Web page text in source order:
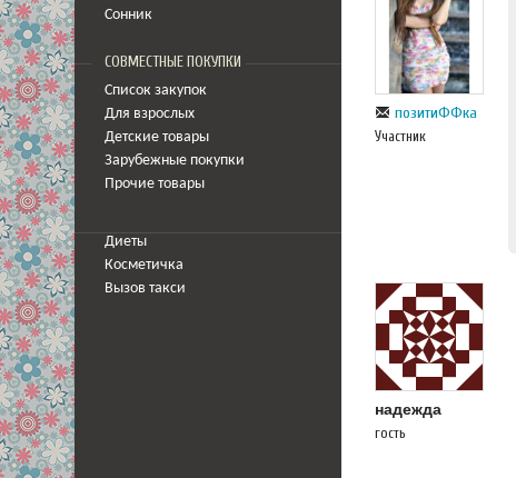
Сонник
СОВМЕСТНЫЕ ПОКУПКИ
Список закупок
Для взрослых
Детские товары
Зарубежные покупки
Прочие товары
Диеты
Косметичка
Вызов такси
позитиФФка
Участник
надежда
гость